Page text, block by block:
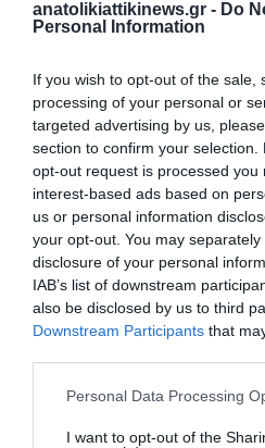
anatolikiattikinews.gr - Do
Personal Information
If you wish to opt-out of the sale,
processing of your personal or
targeted advertising by us,
section to confirm your
opt-out request is processed you
interest-based ads based on
us or personal information
your opt-out. You may
disclosure of your personal
IAB’s list of downstream
also be disclosed by us to third
Downstream Participants that
Personal Data Processing
I want to opt-out of the
Μετά την αιχμαλωσία δεκάδων
φέρεται να έχει ξεκινήσει
κρατουμένων.
Στις Ηνωμένες Πολιτείες,
ανέφερε ότι «η Ρωσία
το ανατολικό μέτωπο του
Ο πιο στενός σύμμαχος του
Λευκορωσίας, Αλεξάντερ
Ρωσία και Ουκρανία να